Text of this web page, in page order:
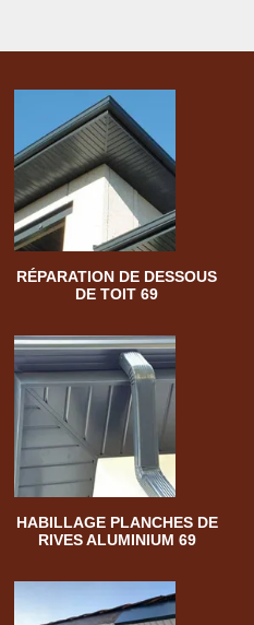
RÉPARATION DE DESSOUS
DE TOIT 69
HABILLAGE PLANCHES DE
RIVES ALUMINIUM 69